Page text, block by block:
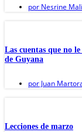
por Nesrine
Las cuentas que no
de Guyana
por Juan
Lecciones de marzo